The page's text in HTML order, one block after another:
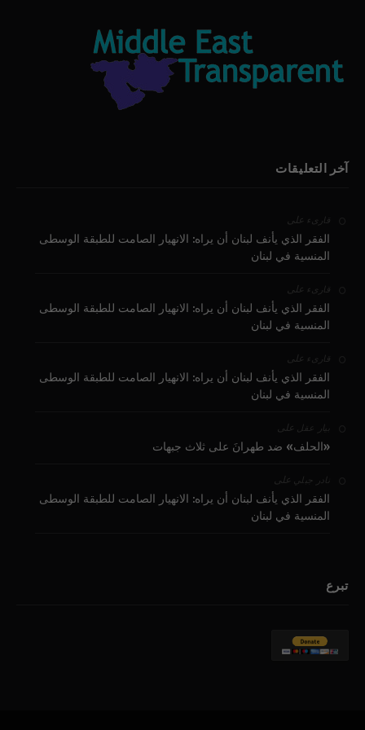
آخر التعليقات
قارىء على
الفقر الذي يأنف لبنان أن يراه: الانهيار الصامت للطبقة الوسطى
المنسية في لبنان
قارىء على
الفقر الذي يأنف لبنان أن يراه: الانهيار الصامت للطبقة الوسطى
المنسية في لبنان
قارىء على
الفقر الذي يأنف لبنان أن يراه: الانهيار الصامت للطبقة الوسطى
المنسية في لبنان
بيار عقل على
«الحلف» ضد طهرانَ على ثلاث جبهات
نادر جبلي على
الفقر الذي يأنف لبنان أن يراه: الانهيار الصامت للطبقة الوسطى
المنسية في لبنان
تبرع